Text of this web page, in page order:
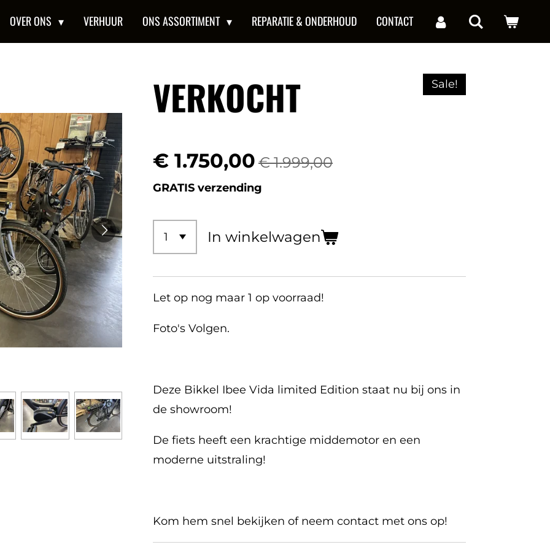
OVER ONS VERHUUR ONS ASSORTIMENT REPARATIE & ONDERHOUD CONTACT
VERKOCHT Sale!
€ 1.750,00 € 1.999,00
GRATIS verzending
In winkelwagen
Let op nog maar 1 op voorraad!
Foto's Volgen.
Deze Bikkel Ibee Vida limited Edition staat nu bij ons in
de showroom!
De fiets heeft een krachtige middemotor en een
moderne uitstraling!
Kom hem snel bekijken of neem contact met ons op!